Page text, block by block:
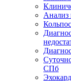
Анализ
СПб